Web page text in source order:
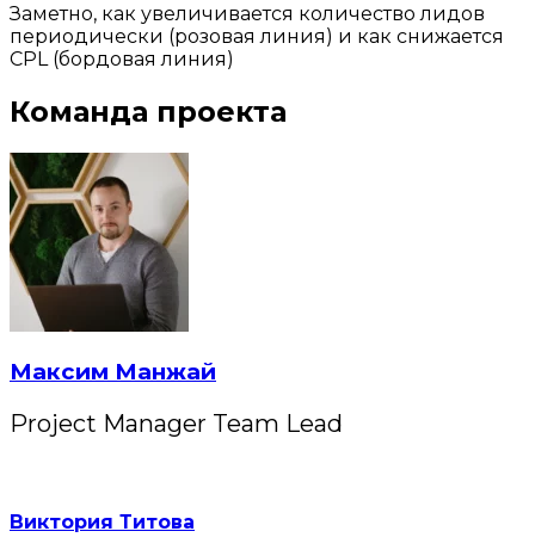
Заметно, как увеличивается количество лидов
периодически (розовая линия) и как снижается
CPL (бордовая линия)
Команда проекта
Максим Манжай
Project Manager Team Lead
Виктория Титова